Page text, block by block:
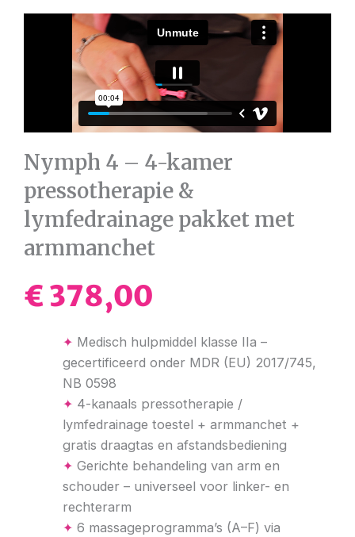
Nymph 4 – 4-kamer
pressotherapie &
lymfedrainage pakket met
armmanchet
€ 378,00
✦ Medisch hulpmiddel klasse IIa –
gecertificeerd onder MDR (EU) 2017/745,
NB 0598
✦ 4-kanaals pressotherapie /
lymfedrainage toestel + armmanchet +
gratis draagtas en afstandsbediening
✦ Gerichte behandeling van arm en
schouder – universeel voor linker- en
rechterarm
✦ 6 massageprogramma’s (A–F) via